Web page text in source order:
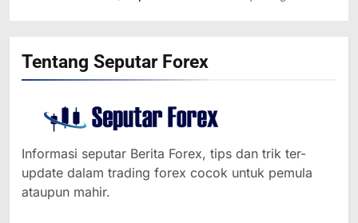
Tentang Seputar Forex
Informasi seputar Berita Forex, tips dan trik ter-
update dalam trading forex cocok untuk pemula
ataupun mahir.